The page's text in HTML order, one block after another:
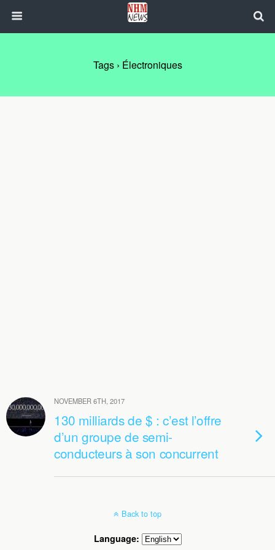
Tags › Électroniques
NOVEMBER 6TH, 2017
130 milliards de $ : c’est l’offre
d’un groupe de semi-
conducteurs à son concurrent
Back to top
Language: